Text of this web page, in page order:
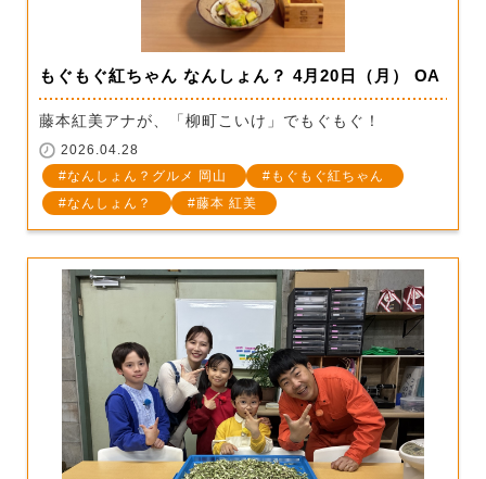
もぐもぐ紅ちゃん なんしょん？ 4月20日（月） OA
藤本紅美アナが、「柳町こいけ」でもぐもぐ！
2026.04.28
なんしょん？グルメ 岡山
もぐもぐ紅ちゃん
なんしょん？
藤本 紅美